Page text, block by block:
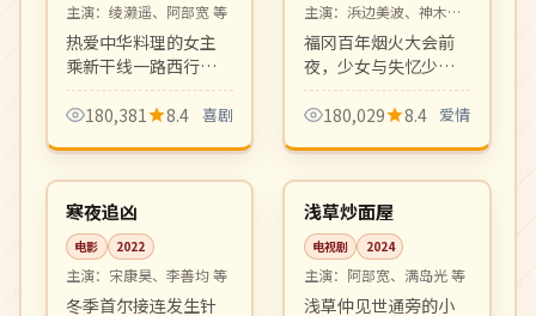
主演： 绫濑遥、阿部宽 等
热爱中华料理的女主
乘新干线一路西行寻
找最好吃的小笼包，
沿途遇到形形色色的
食公路喜剧。
180,381 8.4 喜剧
主演： 浜边美波、神木隆
之介 等
福冈百年烟火大会前
夜，少女与失忆少年
共同寻找消失的旧
友。盛夏与烟火、记
清新爱情电影。
180,029 8.4 爱情
韩国
院线 99:33
寒夜追凶
电影 2022
主演： 宋康昊、李善均 等
冬季首尔接连发生针
日本
完结 10:27
浅草炒面屋
电视剧 2024
主演： 阿部宽、满岛光 等
浅草仲见世通旁的小